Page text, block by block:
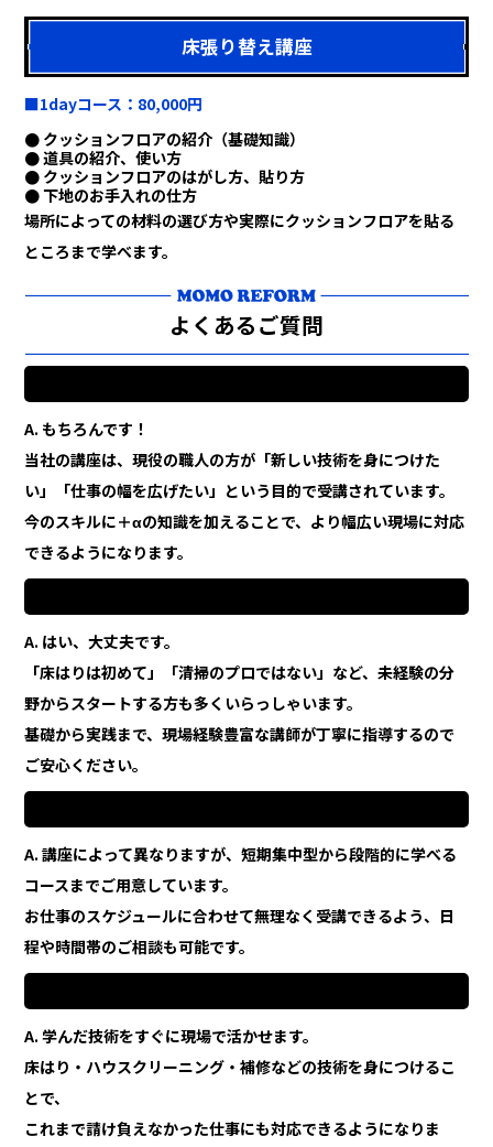
床張り替え講座
■1dayコース：80,000円
● クッションフロアの紹介（基礎知識）
● 道具の紹介、使い方
● クッションフロアのはがし方、貼り方
● 下地のお手入れの仕方
場所によっての材料の選び方や実際にクッションフロアを貼る
ところまで学べます。
よくあるご質問
A. もちろんです！
当社の講座は、現役の職人の方が「新しい技術を身につけた
い」「仕事の幅を広げたい」という目的で受講されています。
今のスキルに＋αの知識を加えることで、より幅広い現場に対応
できるようになります。
A. はい、大丈夫です。
「床はりは初めて」「清掃のプロではない」など、未経験の分
野からスタートする方も多くいらっしゃいます。
基礎から実践まで、現場経験豊富な講師が丁寧に指導するので
ご安心ください。
A. 講座によって異なりますが、短期集中型から段階的に学べる
コースまでご用意しています。
お仕事のスケジュールに合わせて無理なく受講できるよう、日
程や時間帯のご相談も可能です。
A. 学んだ技術をすぐに現場で活かせます。
床はり・ハウスクリーニング・補修などの技術を身につけるこ
とで、
これまで請け負えなかった仕事にも対応できるようになりま